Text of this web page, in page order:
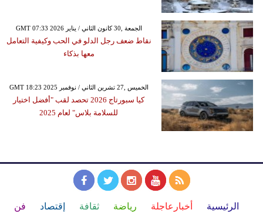
GMT 07:33 2026 الجمعة ,30 كانون الثاني / يناير
نقاط ضعف رجل الدلو في الحب وكيفية التعامل
معها بذكاء
GMT 18:23 2025 الخميس ,27 تشرين الثاني / نوفمبر
كيا سبورتاج 2026 تحصد لقب "أفضل اختيار
للسلامة بلاس" لعام 2025
الرئيسية أخبارعاجلة رياضة ثقافة إقتصاد فن